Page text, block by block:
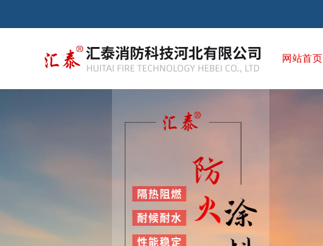
网站首页